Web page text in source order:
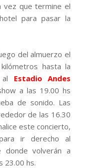
vez que termine el
para pasar la
del almuerzo el
hasta la
al Estadio Andes
a las 19.00 hs
de sonido. Las
de las 16.30
este concierto,
ir derecho al
donde volverán a
23.00 hs.